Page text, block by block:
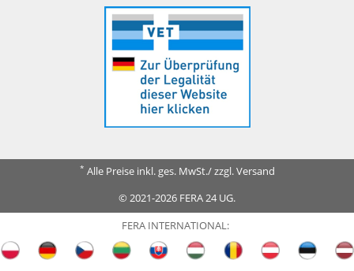
* Alle Preise inkl. ges. MwSt./ zzgl. Versand
© 2021-2026 FERA 24 UG.
FERA INTERNATIONAL: